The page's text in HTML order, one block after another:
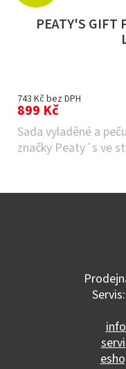
PEATY'S GIFT
743 Kč bez DPH
899 Kč
Sada vyladěné a
značky Peaty´s ve
Servis: